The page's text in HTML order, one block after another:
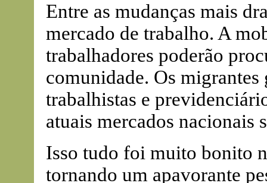
Entre as mudanças mais
mercado de trabalho. A
trabalhadores poderão
comunidade. Os
trabalhistas e
atuais mercados nacionais
Isso tudo foi muito bonito
tornando um apavorante